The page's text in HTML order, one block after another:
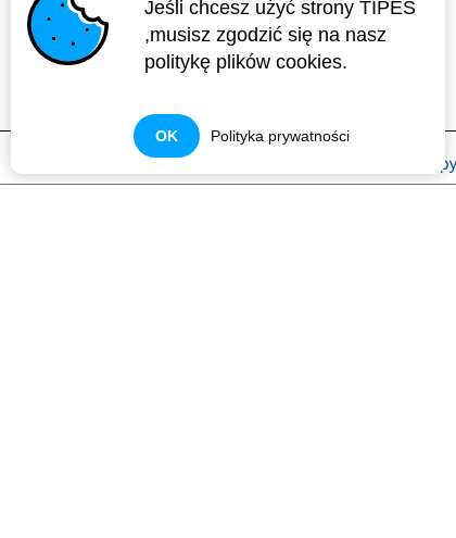
Impressum
Jeśli chcesz użyć strony TIPES
,musisz zgodzić się na nasz
politykę plików cookies.
OK Polityka prywatności